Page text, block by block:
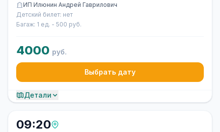
ИП Илюнин Андрей Гаврилович
Детский билет: нет
Багаж: 1 ед. - 500 руб.
4000 руб.
Выбрать дату
Детали
09:20